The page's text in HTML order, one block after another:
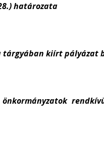
határozata
kiírt pályázat